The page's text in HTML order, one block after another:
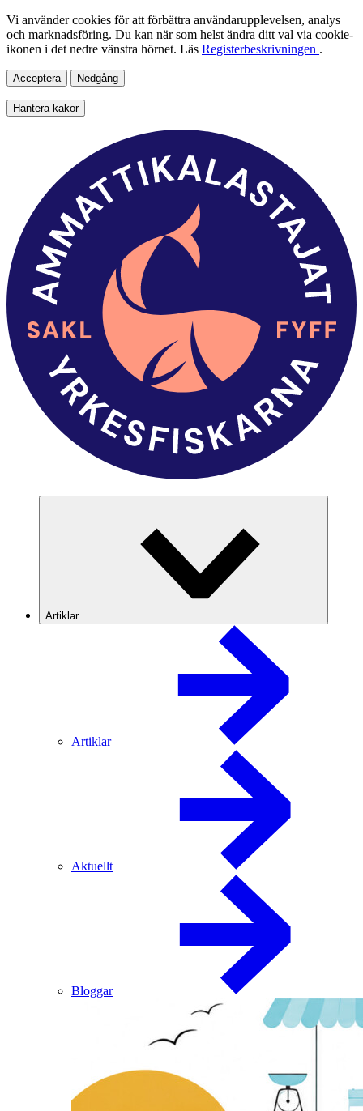
Vi använder cookies för att förbättra användarupplevelsen, analys
och marknadsföring. Du kan när som helst ändra ditt val via cookie-
ikonen i det nedre vänstra hörnet. Läs Registerbeskrivningen .
Acceptera Nedgång
Hantera kakor
Artiklar
Artiklar
Aktuellt
Bloggar